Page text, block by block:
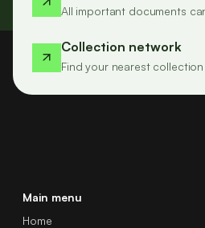
All important documents
Collection network
Find your nearest
Main menu
Home